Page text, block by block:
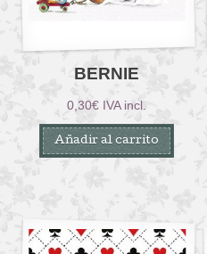
BERNIE
0,30€ IVA incl.
Añadir al carrito